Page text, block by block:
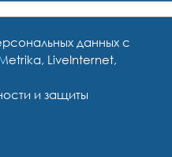
данных с
LiveInternet,
и защиты